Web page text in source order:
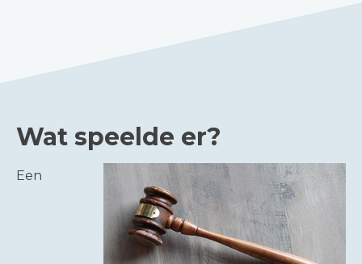
Wat speelde er?
Een